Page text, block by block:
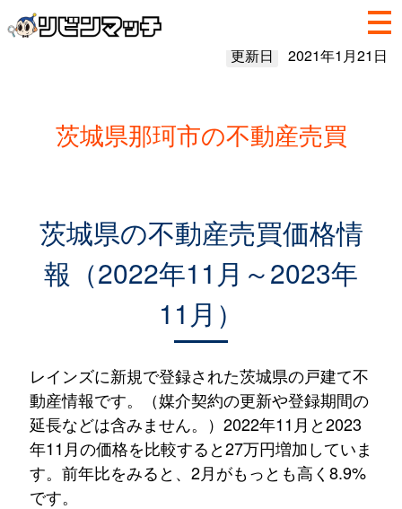
更新日 2021年1月21日
茨城県那珂市の不動産売買
茨城県の不動産売買価格情
報（2022年11月～2023年
11月）
レインズに新規で登録された茨城県の戸建て不
動産情報です。（媒介契約の更新や登録期間の
延長などは含みません。）2022年11月と2023
年11月の価格を比較すると27万円増加していま
す。前年比をみると、2月がもっとも高く8.9%
です。